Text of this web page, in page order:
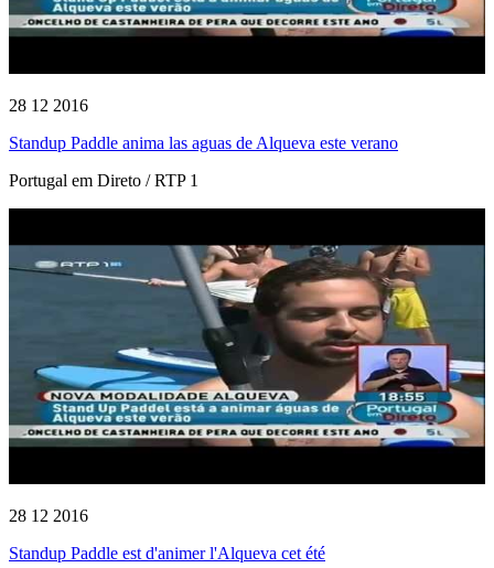
28 12 2016
Standup Paddle anima las aguas de Alqueva este verano
Portugal em Direto / RTP 1
28 12 2016
Standup Paddle est d'animer l'Alqueva cet été